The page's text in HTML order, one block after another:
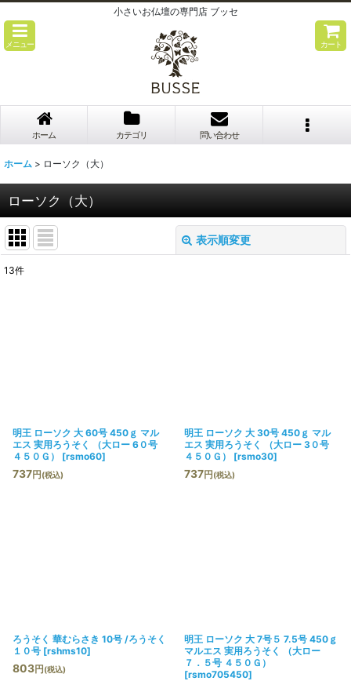
小さいお仏壇の専門店 ブッセ
メニュー カート
ホーム カテゴリ 問い合わせ
ホーム > ローソク（大）
ローソク（大）
表示順変更
13件
明王 ローソク 大 60号 450ｇ マル
エス 実用ろうそく （大ロー 6０号
４５０Ｇ）
[rsmo60]
737円 (税込)
明王 ローソク 大 30号 450ｇ マル
エス 実用ろうそく （大ロー 3０号
４５０Ｇ）
[rsmo30]
737円 (税込)
ろうそく 華むらさき 10号 /ろうそく
１０号 [rshms10]
803円 (税込)
明王 ローソク 大 7号５ 7.5号 450ｇ
マルエス 実用ろうそく （大ロー
７．５号 ４５０Ｇ）
[rsmo705450]